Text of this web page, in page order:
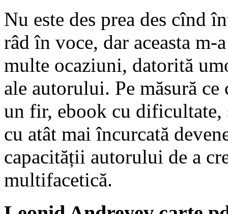
Nu este des prea des cînd
râd în voce, dar aceasta
multe ocaziuni, datorită
ale autorului. Pe măsură ce
un fir, ebook cu
cu atât mai încurcată
capacității autorului de a
multifacetică.